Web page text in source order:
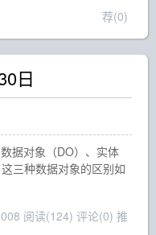
荐(0)
日
据对象（DO）、实体
三种数据对象的区别如
阅读(124) 评论(0) 推